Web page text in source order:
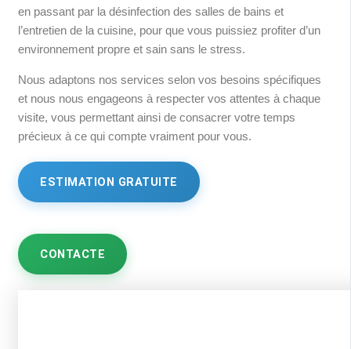
en passant par la désinfection des salles de bains et
l’entretien de la cuisine, pour que vous puissiez profiter d’un
environnement propre et sain sans le stress.
Nous adaptons nos services selon vos besoins spécifiques
et nous nous engageons à respecter vos attentes à chaque
visite, vous permettant ainsi de consacrer votre temps
précieux à ce qui compte vraiment pour vous.
ESTIMATION GRATUITE
CONTACTE